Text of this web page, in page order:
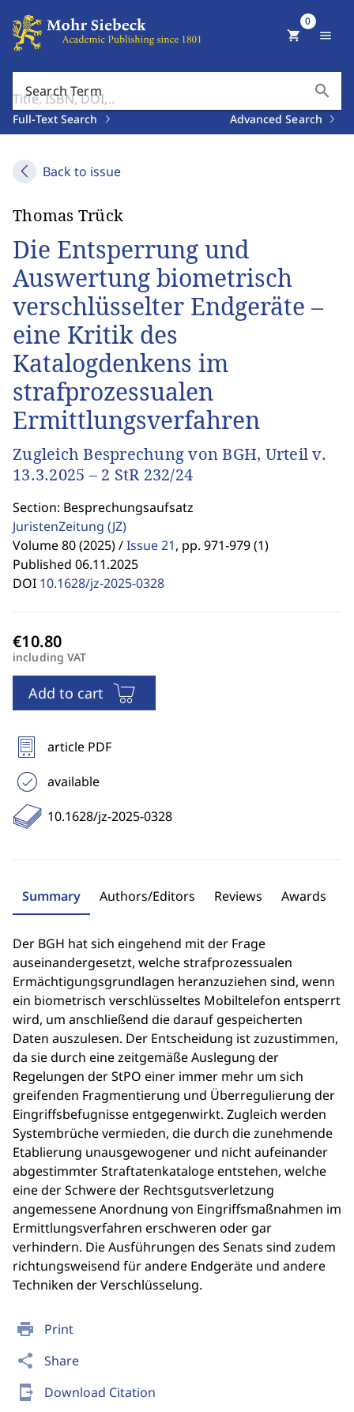
Search Term search
Full-Text Search Advanced Search
shopping_cart
0
menu
Back to issue
print Print
share Share
send_to_mobile Download Citation
Thomas Trück
Die Entsperrung und
Auswertung biometrisch
verschlüsselter Endgeräte –
eine Kritik des
Katalogdenkens im
strafprozessualen
Ermittlungsverfahren
Zugleich Besprechung von BGH, Urteil v.
13.3.2025 – 2 StR 232/24
Section: Besprechungsaufsatz
JuristenZeitung (JZ)
Volume 80 (2025) /Issue 21, pp. 971-979 (1)
Published 06.11.2025
DOI 10.1628/jz-2025-0328
including VAT
Add to cart
article PDF
available
10.1628/jz-2025-0328
Summary Authors/Editors Reviews Awards
Der BGH hat sich eingehend mit der Frage
auseinandergesetzt, welche strafprozessualen
Ermächtigungsgrundlagen heranzuziehen sind, wenn
ein biometrisch verschlüsseltes Mobiltelefon entsperrt
wird, um anschließend die darauf gespeicherten
Daten auszulesen. Der Entscheidung ist zuzustimmen,
da sie durch eine zeitgemäße Auslegung der
Regelungen der StPO einer immer mehr um sich
greifenden Fragmentierung und Überregulierung der
Eingriffsbefugnisse entgegenwirkt. Zugleich werden
Systembrüche vermieden, die durch die zunehmende
Etablierung unausgewogener und nicht aufeinander
abgestimmter Straftatenkataloge entstehen, welche
eine der Schwere der Rechtsgutsverletzung
angemessene Anordnung von Eingriffsmaßnahmen im
Ermittlungsverfahren erschweren oder gar
verhindern. Die Ausführungen des Senats sind zudem
richtungsweisend für andere Endgeräte und andere
Techniken der Verschlüsselung.